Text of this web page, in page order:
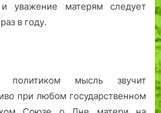
уважение матерям следует
в году.
политиком мысль звучит
при любом государственном